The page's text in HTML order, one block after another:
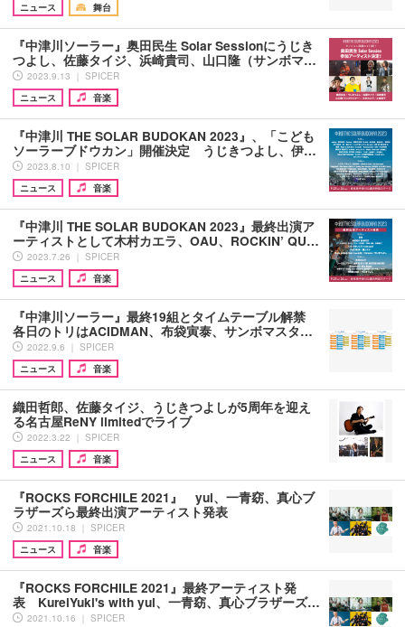
ニュース 舞台
『中津川ソーラー』奥田民生 Solar Sessionにうじき
つよし、佐藤タイジ、浜崎貴司、山口隆（サンボマ…
2023.9.13 ｜ SPICER
ニュース
音楽
『中津川 THE SOLAR BUDOKAN 2023』、「こども
ソーラーブドウカン」開催決定 うじきつよし、伊…
2023.8.10 ｜ SPICER
ニュース
音楽
『中津川 THE SOLAR BUDOKAN 2023』最終出演ア
ーティストとして木村カエラ、OAU、ROCKIN’ QU…
2023.7.26 ｜ SPICER
ニュース
音楽
『中津川ソーラー』最終19組とタイムテーブル解禁
各日のトリはACIDMAN、布袋寅泰、サンボマスタ…
2022.9.6 ｜ SPICER
ニュース
音楽
織田哲郎、佐藤タイジ、うじきつよしが5周年を迎え
る名古屋ReNY limitedでライブ
2022.3.22 ｜ SPICER
ニュース
音楽
『ROCKS FORCHILE 2021』 yui、一青窈、真心ブ
ラザーズら最終出演アーティスト発表
2021.10.18 ｜ SPICER
ニュース
音楽
『ROCKS FORCHILE 2021』最終アーティスト発
表 KureiYuki's with yui、一青窈、真心ブラザーズ…
2021.10.16 ｜ SPICER